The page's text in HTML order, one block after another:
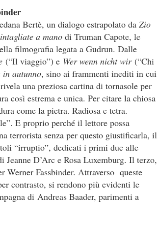
Bertè, un dialogo estrapolato da Zio
a mano di Truman Capote, le
filmografia legata a Gudrun. Dalle
(“Il viaggio”) e Wer wenn nicht wir(“Chi
in autunno, sino ai frammenti inediti in cui
una preziosa cartina di tornasole per
così estrema e unica. Per citare la chiosa
come la pietra. Radiosa e tetra.
E proprio perché il lettore possa
terrorista senza per questo giustificarla, il
“irruptio”, dedicati i primi due alle
D’Arc e Rosa Luxemburg. Il terzo,
Werner Fassbinder. Attraverso queste
contrasto, si rendono più evidenti le
di Andreas Baader, parimenti a